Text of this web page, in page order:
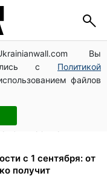
Вы
с Политикой
файлов
для ветеранов
инвалидности
восстановят
от МВД
СНБО
с 1 сентября: от
получит